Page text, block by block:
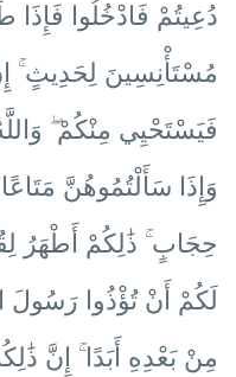
دُعِيتُمْ فَادْخُلُوا فَإِذَا
مُسْتَأْنِسِينَ لِحَدِيثٍ
فَيَسْتَحْيِي مِنْكُمْ
وَإِذَا سَأَلْتُمُوهُنَّ
حِجَابٍ ۚ ذَٰلِكُمْ أَطْهَرُ
لَكُمْ أَنْ تُؤْذُوا رَسُولَ
مِنْ بَعْدِهِ أَبَدًا ۚ إِنَّ